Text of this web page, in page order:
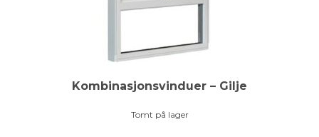
Kombinasjonsvinduer – Gilje
Tomt på lager